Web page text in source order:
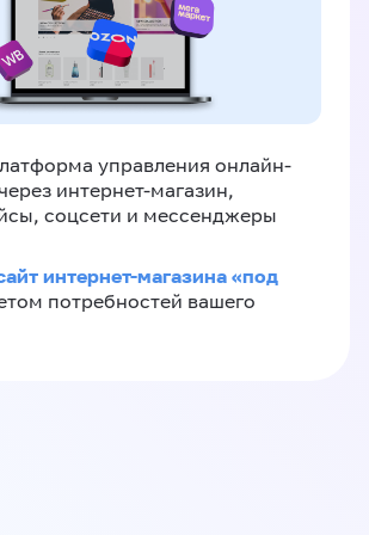
управления онлайн-
интернет-магазин,
соцсети и мессенджеры
интернет-магазина «под
потребностей вашего